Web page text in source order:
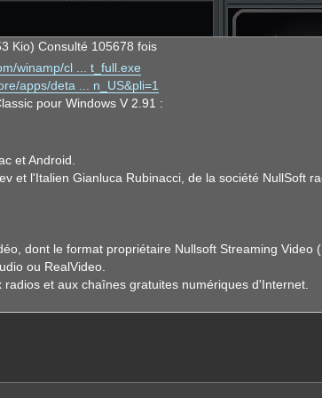
Kio) Consulté 105678 fois
winamp/cl ... t_full.exe
apps/deta ... n_US&pli=1
pour Windows V 2.91 :
et Android.
et l'Italien Gianluca Rubinacci, de la société NullSoft
dont le format propriétaire Nullsoft Streaming Video
ou RealVideo.
et aux chaînes gratuites numériques d'Internet.